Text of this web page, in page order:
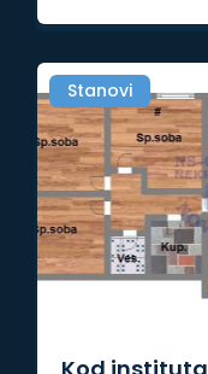
Stanovi